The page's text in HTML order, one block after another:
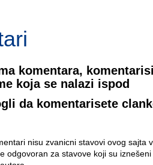
komentara,
koja se nalazi ispod
da komentarisete
nisu zvanicni stavovi ovog sajta
odgovoran za stavove koji su